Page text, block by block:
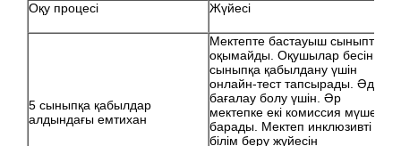
Оқу процесі Жүйесі
5 сыныпқа қабылдар
алдындағы емтихан
Мектепте бастауыш сыныптар
оқымайды. Оқушылар бесінші
сыныпқа қабылдану үшін
онлайн-тест тапсырады. Әділ
бағалау болу үшін. Әр
мектепке екі комиссия мүшесі
барады. Мектеп инклюзивті
білім беру жүйесін